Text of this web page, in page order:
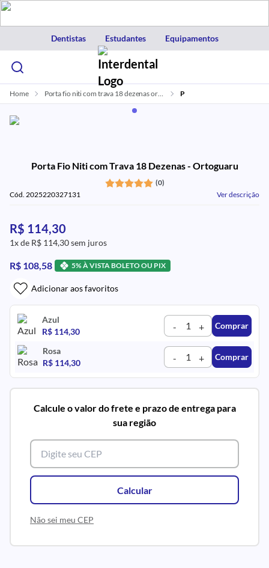
Dentistas Estudantes Equipamentos
Home Porta fio niti com trava 18 dezenas ortoguaru P
Porta Fio Niti com Trava 18 Dezenas - Ortoguaru
(0)
Cód. 2025220327131
Ver descrição
R$ 114,30
1x de R$ 114,30 sem juros
R$ 108,58 5% À VISTA BOLETO OU PIX
Adicionar aos favoritos
Azul
R$ 114,30
- + Comprar
Rosa
R$ 114,30
- + Comprar
Calcule o valor do frete e prazo de entrega para
sua região
Calcular
Não sei meu CEP